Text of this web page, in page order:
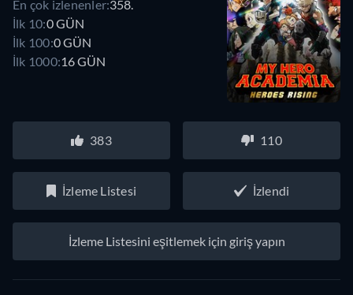
En çok izlenenler:358.
İlk 10:0 GÜN
İlk 100:0 GÜN
İlk 1000:16 GÜN
383 110
İzleme Listesi İzlendi
İzleme Listesini eşitlemek için giriş yapın